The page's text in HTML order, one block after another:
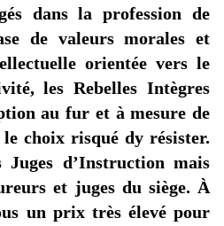
dans la profession de
de valeurs morales et
orientée vers le
les Rebelles Intègres
au fur et à mesure de
choix risqué dy résister.
d’Instruction mais
et juges du siège. À
un prix très élevé pour